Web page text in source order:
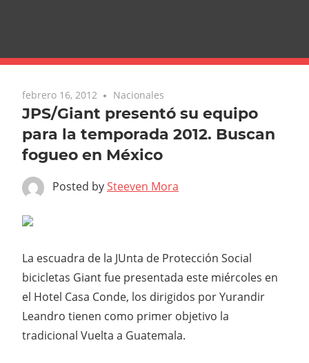
febrero 16, 2012 Nacionales
JPS/Giant presentó su equipo
para la temporada 2012. Buscan
fogueo en México
Posted bySteeven Mora
La escuadra de la JUnta de Protección Social
bicicletas Giant fue presentada este miércoles en
el Hotel Casa Conde, los dirigidos por Yurandir
Leandro tienen como primer objetivo la
tradicional Vuelta a Guatemala.